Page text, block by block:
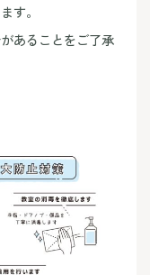
す。
あることをご了承